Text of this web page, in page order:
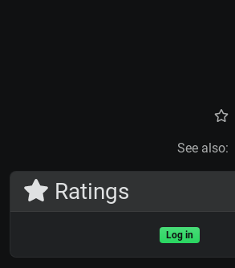
See also:
Ratings
Log in